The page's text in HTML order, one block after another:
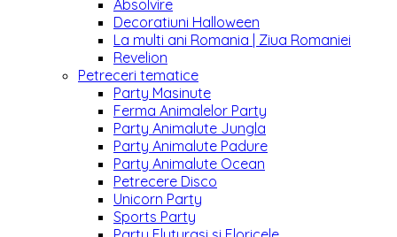
Absolvire
Decoratiuni Halloween
La multi ani Romania | Ziua Romaniei
Revelion
Petreceri tematice
Party Masinute
Ferma Animalelor Party
Party Animalute Jungla
Party Animalute Padure
Party Animalute Ocean
Petrecere Disco
Unicorn Party
Sports Party